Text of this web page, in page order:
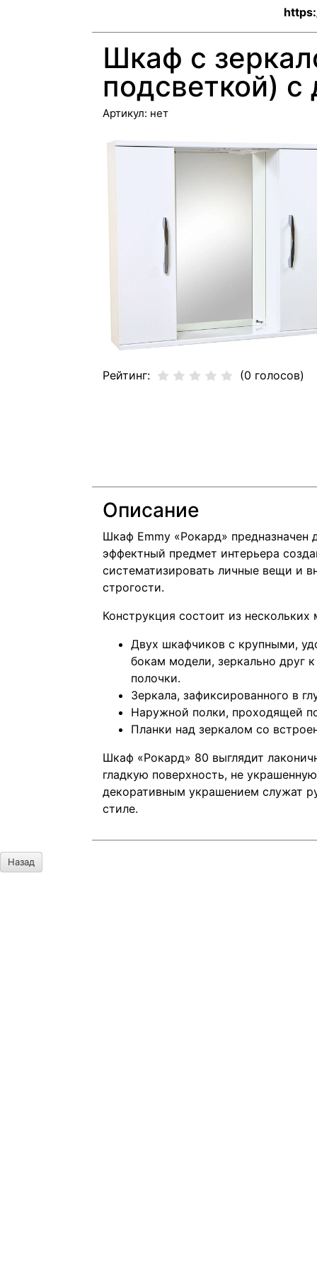
Шкаф с
подсветкой)
Артикул: нет
Рейтинг: (0 голосов)
Описание
Шкаф Emmy «Рокард» предназначен
эффектный предмет интерьера
систематизировать личные вещи и
строгости.
Конструкция состоит из нескольких
Двух шкафчиков с крупными,
бокам модели, зеркально друг
полочки.
Зеркала, зафиксированного в
Наружной полки, проходящей
Планки над зеркалом со
Шкаф «Рокард» 80 выглядит
гладкую поверхность, не
декоративным украшением служат
стиле.
Назад